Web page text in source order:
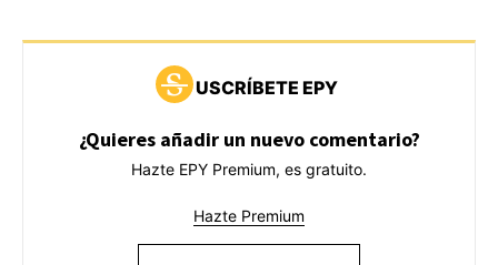
USCRÍBETE EPY
¿Quieres añadir un nuevo comentario?
Hazte EPY Premium, es gratuito.
Hazte Premium